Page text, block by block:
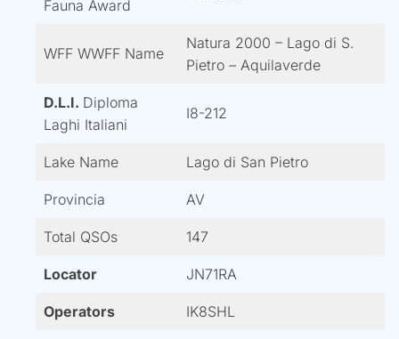
Fauna Award
WFF WWFF Name
Natura 2000 – Lago di S.
Pietro – Aquilaverde
D.L.I. Diploma
Laghi Italiani
I8-212
Lake Name Lago di San Pietro
Provincia AV
Total QSOs 147
Locator JN71RA
Operators IK8SHL